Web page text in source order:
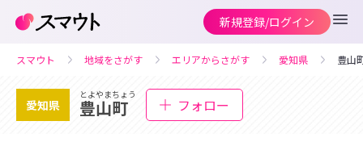
新規登録/ログイン
スマウト 地域をさがす エリアからさがす 愛知県 豊山
愛知県
とよやまちょう
豊山町 フォロー